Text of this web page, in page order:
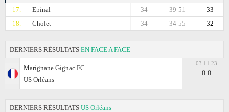
17.
Epinal 33
39-51
34
18.
Cholet 32
34-55
34
DERNIERS RÉSULTATS EN FACE A FACE
Marignane Gignac FC
US Orléans
03.11.23
0:0
DERNIERS RÉSULTATS US Orléans